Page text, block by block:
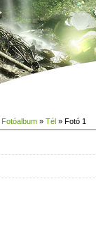
Fotóalbum » Tél » Fotó 1